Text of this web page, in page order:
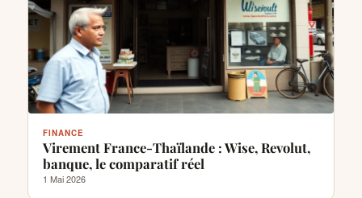
FINANCE
Virement France-Thaïlande : Wise, Revolut,
banque, le comparatif réel
1 Mai 2026